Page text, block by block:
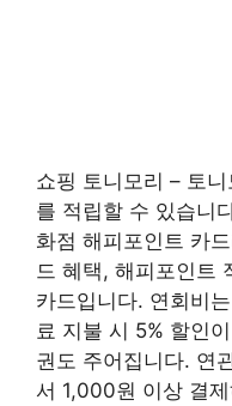
쇼핑 토니모리 – 토
를 적립할 수 있습니
화점 해피포인트 카
드 혜택, 해피포인트
카드입니다. 연회비
료 지불 시 5% 할인
권도 주어집니다. 연
서 1,000원 이상 결